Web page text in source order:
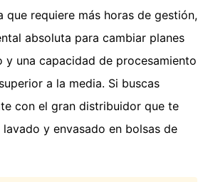
que requiere más horas de gestión,
absoluta para cambiar planes
y una capacidad de procesamiento
a la media. Si buscas
con el gran distribuidor que te
y envasado en bolsas de